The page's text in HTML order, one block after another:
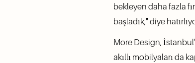
bekleyen daha fazla
başladık," diye
More Design,
akıllı mobilyaları da